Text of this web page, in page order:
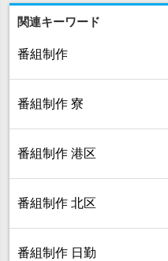
関連キーワード
番組制作
番組制作 寮
番組制作 港区
番組制作 北区
番組制作 日勤